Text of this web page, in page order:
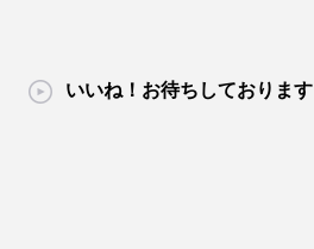
いいね！お待ちしております